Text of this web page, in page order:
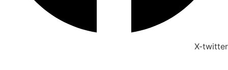
X-twitter